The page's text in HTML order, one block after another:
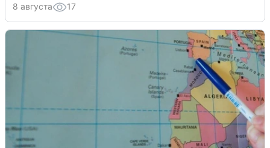
8 августа 17